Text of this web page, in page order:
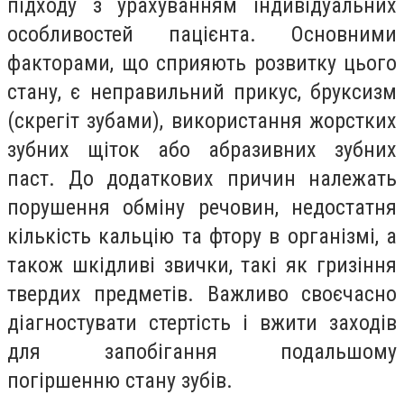
особливостей пацієнта. Основними
факторами, що сприяють розвитку цього
стану, є неправильний прикус, бруксизм
(скрегіт зубами), використання жорстких
зубних щіток або абразивних зубних
паст. До додаткових причин належать
порушення обміну речовин, недостатня
кількість кальцію та фтору в організмі, а
також шкідливі звички, такі як гризіння
твердих предметів. Важливо своєчасно
діагностувати стертість і вжити заходів
для запобігання подальшому
погіршенню стану зубів.